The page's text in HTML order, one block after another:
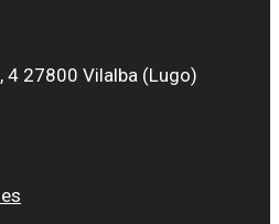
4 27800 Vilalba (Lugo)